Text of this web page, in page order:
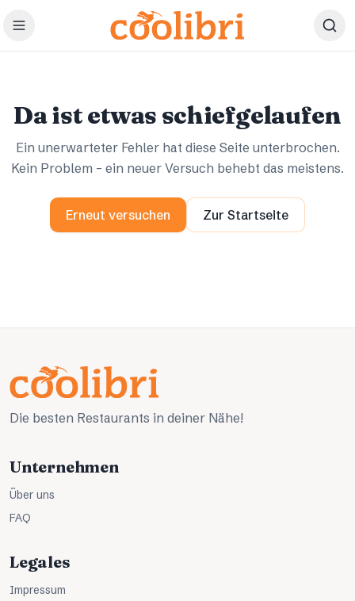
Zum Hauptinhalt springen
Da ist etwas schiefgelaufen
Ein unerwarteter Fehler hat diese Seite unterbrochen.
Kein Problem – ein neuer Versuch behebt das meistens.
Erneut versuchen Zur Startseite
Die besten Restaurants in deiner Nähe!
Unternehmen
Über uns
FAQ
Legales
Impressum